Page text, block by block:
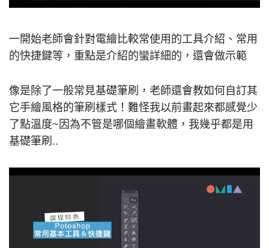
一開始老師會針對電繪比較常使用的工具介紹、常用
的快捷鍵等，重點是介紹的蠻詳細的，還會做示範
像是除了一般常見基礎筆刷，老師還會教如何自訂其
它手繪風格的筆刷樣式！難怪我以前畫起來都感覺少
了點溫度~因為不管是哪個繪畫軟體，我幾乎都是用
基礎筆刷..